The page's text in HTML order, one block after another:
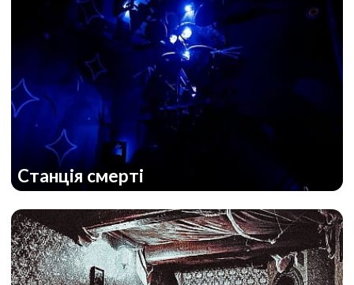
Станція смерті